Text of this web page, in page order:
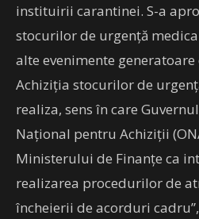
instituirii carantinei. S-a
stocurilor de urgență
alte evenimente
Achiziția stocurilor de
realiza, sens în care
Național pentru Achiziții
Ministerului de Finanțe ca
realizarea procedurilor de
încheierii de acorduri